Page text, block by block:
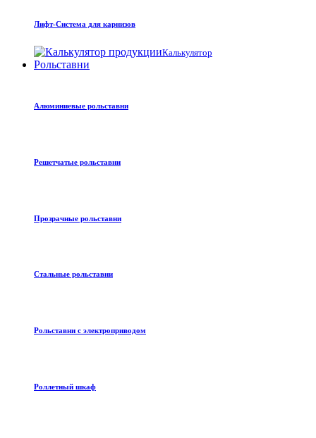
Лифт-Система для карнизов
Калькулятор
Рольставни
Алюминиевые рольставни
Решетчатые рольставни
Прозрачные рольставни
Стальные рольставни
Рольставни с электроприводом
Роллетный шкаф